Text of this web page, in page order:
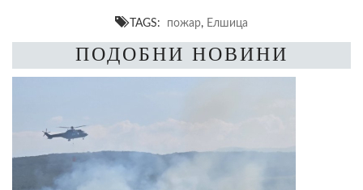
TAGS: пожар, Елшица
ПОДОБНИ НОВИНИ